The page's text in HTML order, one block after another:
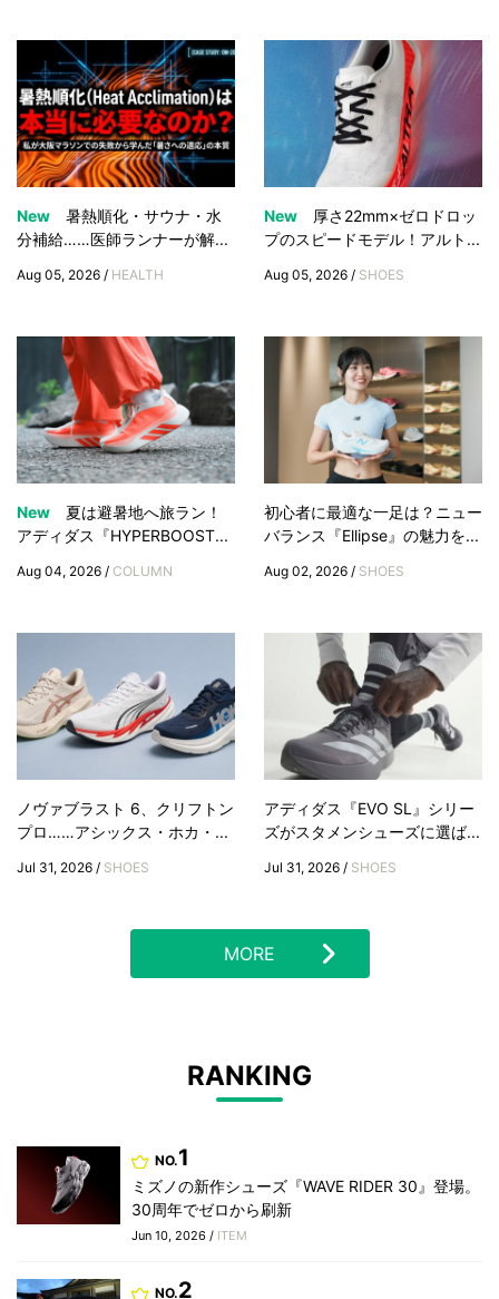
New
暑熱順化・サウナ・水
分補給……医師ランナーが解...
Aug 05, 2026 / HEALTH
New
厚さ22mm×ゼロドロッ
プのスピードモデル！アルト...
Aug 05, 2026 / SHOES
New
夏は避暑地へ旅ラン！
アディダス『HYPERBOOST...
Aug 04, 2026 / COLUMN
初心者に最適な一足は？ニュー
バランス『Ellipse』の魅力を...
Aug 02, 2026 / SHOES
ノヴァブラスト 6、クリフトン
プロ……アシックス・ホカ・...
Jul 31, 2026 / SHOES
アディダス『EVO SL』シリー
ズがスタメンシューズに選ば...
Jul 31, 2026 / SHOES
MORE
RANKING
NO.1
ミズノの新作シューズ『WAVE RIDER 30』登場。
30周年でゼロから刷新
Jun 10, 2026 / ITEM
NO.2